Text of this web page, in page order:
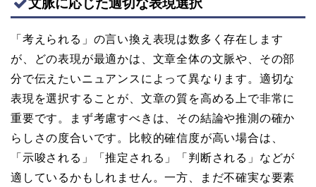
文脈に応じた適切な表現選択
「考えられる」の言い換え表現は数多く存在します
が、どの表現が最適かは、文章全体の文脈や、その部
分で伝えたいニュアンスによって異なります。適切な
表現を選択することが、文章の質を高める上で非常に
重要です。まず考慮すべきは、その結論や推測の確か
らしさの度合いです。比較的確信度が高い場合は、
「示唆される」「推定される」「判断される」などが
適しているかもしれません。一方、まだ不確実な要素